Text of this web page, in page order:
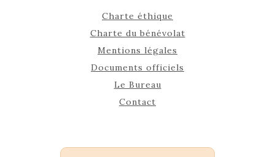
Charte éthique
Charte du bénévolat
Mentions légales
Documents officiels
Le Bureau
Contact